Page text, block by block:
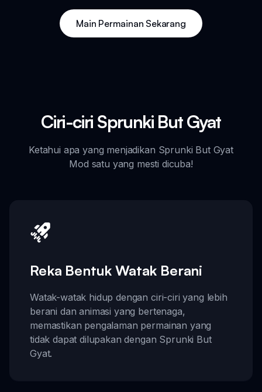
Main Permainan Sekarang
Ciri-ciri Sprunki But Gyat
Ketahui apa yang menjadikan Sprunki But Gyat
Mod satu yang mesti dicuba!
Reka Bentuk Watak Berani
Watak-watak hidup dengan ciri-ciri yang lebih
berani dan animasi yang bertenaga,
memastikan pengalaman permainan yang
tidak dapat dilupakan dengan Sprunki But
Gyat.